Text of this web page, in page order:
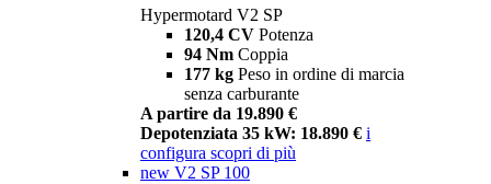
Hypermotard V2 SP
120,4 CV Potenza
94 Nm Coppia
177 kg Peso in ordine di marcia
senza carburante
A partire da 19.890 €
Depotenziata 35 kW: 18.890 € i
configura scopri di più
new V2 SP 100